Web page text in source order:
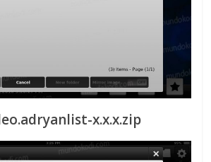
x.x.x.zip